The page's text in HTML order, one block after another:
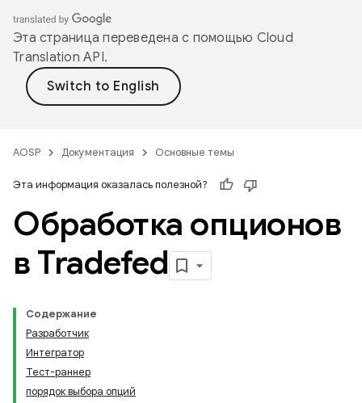
Эта страница переведена с помощью Cloud
Translation API.
AOSP Документация Основные темы
Эта информация оказалась полезной?
Обработка опционов
в Tradefed
Содержание
Разработчик
Интегратор
Тест-раннер
порядок выбора опций